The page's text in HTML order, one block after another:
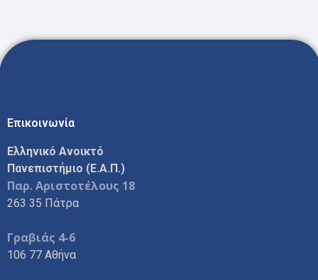
Επικοινωνία
Ελληνικό Ανοικτό
Πανεπιστήμιο (Ε.Α.Π.)
Παρ. Αριστοτέλους 18
263 35 Πάτρα
Γραβιάς 4-6
106 77 Αθήνα